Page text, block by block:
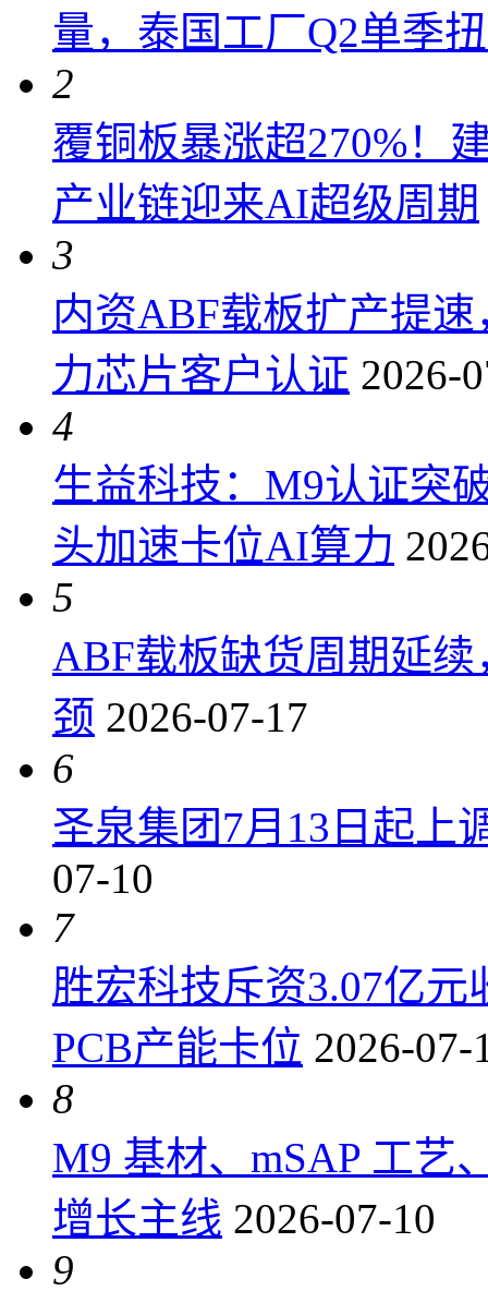
量，泰国工厂Q2单季
2
覆铜板暴涨超270%！
产业链迎来AI超级周期
3
内资ABF载板扩产提
力芯片客户认证 2026-
4
生益科技：M9认证突
头加速卡位AI算力
5
ABF载板缺货周期延
颈 2026-07-17
6
圣泉集团7月13日起上
07-10
7
胜宏科技斥资3.07亿
PCB产能卡位 2026-07-
8
M9 基材、mSAP 工艺
增长主线 2026-07-10
9